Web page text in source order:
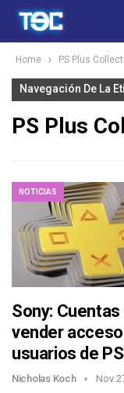
Home PS Plus
Navegación De La
PS Plus
NOTICIAS
Sony:
vender
usuarios de
Nicholas Koch Nov